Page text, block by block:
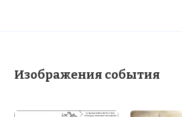
Изображения события